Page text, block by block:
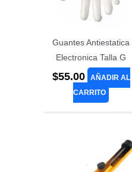
Guantes Antiestatica
Electronica Talla G
$55.00
AÑADIR AL
CARRITO